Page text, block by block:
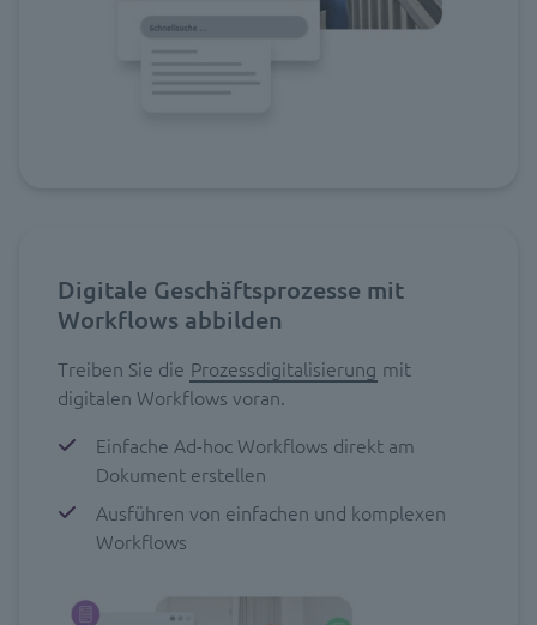
Digitale Geschäftsprozesse mit
Workflows abbilden
Treiben Sie die Prozessdigitalisierung mit
digitalen Workflows voran.
Einfache Ad-hoc Workflows direkt am
Dokument erstellen
Ausführen von einfachen und komplexen
Workflows